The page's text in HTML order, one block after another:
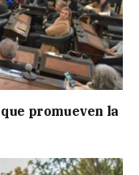
promueven la